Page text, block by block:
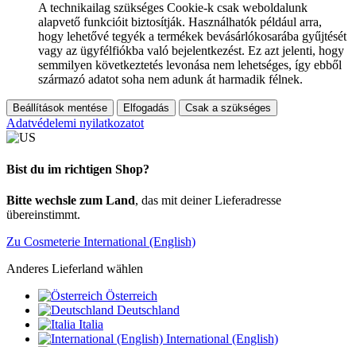
A technikailag szükséges Cookie-k csak weboldalunk
alapvető funkcióit biztosítják. Használhatók például arra,
hogy lehetővé tegyék a termékek bevásárlókosarába gyűjtését
vagy az ügyfélfiókba való bejelentkezést. Ez azt jelenti, hogy
semmilyen következtetés levonása nem lehetséges, így ebből
származó adatot soha nem adunk át harmadik félnek.
Beállítások mentése Elfogadás Csak a szükséges
Adatvédelemi nyilatkozatot
Bist du im richtigen Shop?
Bitte wechsle zum Land, das mit deiner Lieferadresse
übereinstimmt.
Zu Cosmeterie International (English)
Anderes Lieferland wählen
Österreich
Deutschland
Italia
International (English)